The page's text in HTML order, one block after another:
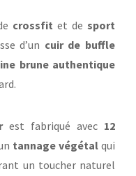
crossfit et desport
d’un cuir de buffle
brune authentique
est fabriqué avec 12
tannage végétal qui
un toucher naturel